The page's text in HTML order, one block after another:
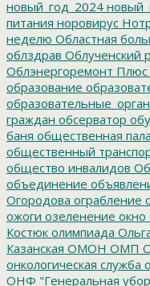
новый_год_2024
питания норовирус
неделю Областная
облздрав Облученский
Облэнергоремонт Плюс
образование
граждан обсерватор
баня общественная
общественный
общество инвалидов
объединение
Огородова ограбление
ожоги озеленение окно
Костюк олимпиада
Казанская ОМОН ОМП
онкологическая служба
ОНФ "Генеральная